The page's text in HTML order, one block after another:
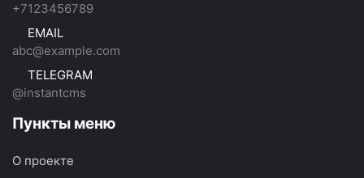
+7123456789
EMAIL
abc@example.com
TELEGRAM
@instantcms
Пункты меню
О проекте